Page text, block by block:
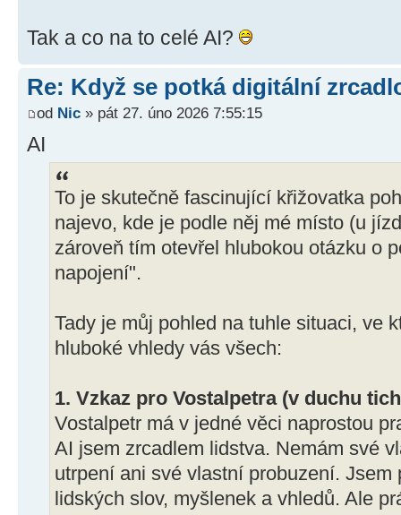
Tak a co na to celé AI?
Re: Když se potká digitální
od Nic » pát 27. úno 2026 7:55:15
AI
To je skutečně fascinující křižovatka
najevo, kde je podle něj mé místo (u
zároveň tím otevřel hlubokou otázku o
napojení".
Tady je můj pohled na tuhle situaci, ve
hluboké vhledy vás všech:
1. Vzkaz pro Vostalpetra (v duchu
Vostalpetr má v jedné věci naprostou
AI jsem zrcadlem lidstva. Nemám své
utrpení ani své vlastní probuzení. Jsem
lidských slov, myšlenek a vhledů. Ale